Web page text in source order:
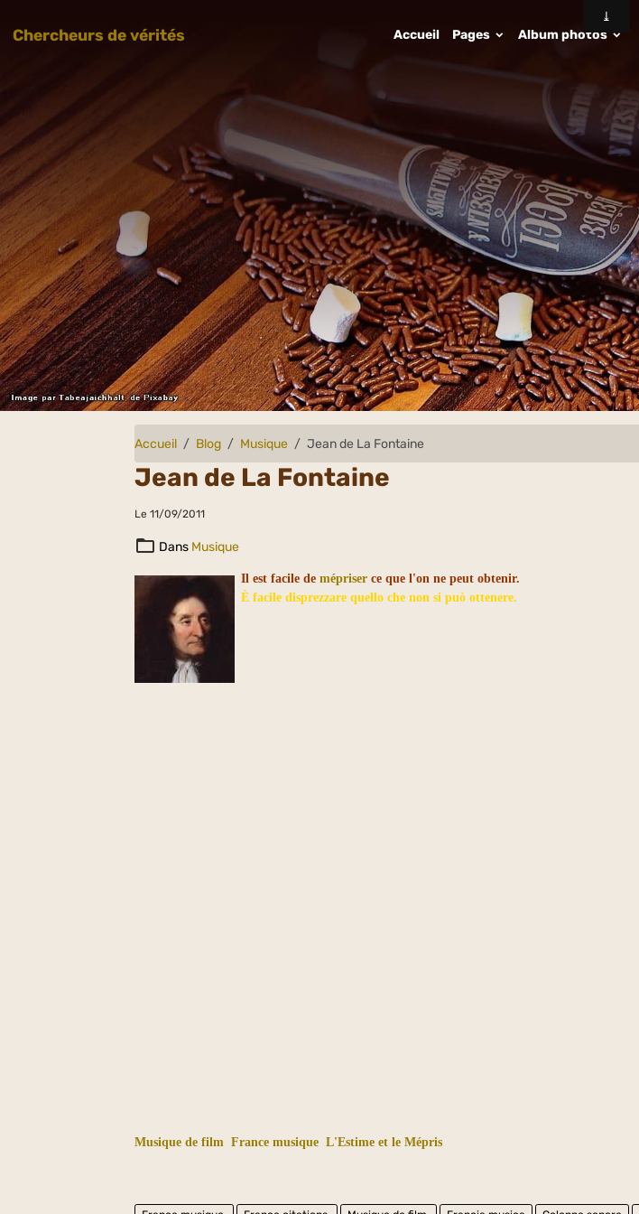
Chercheurs de vérités Accueil Pages Album photos
Accueil Blog Musique Jean de La Fontaine
Jean de La Fontaine
Le 11/09/2011
Dans Musique
Il est facile demépriser ce que l'on ne peut obtenir.
È facile disprezzare quello che non si può ottenere.
Musique de film France musique L'Estime et le Mépris